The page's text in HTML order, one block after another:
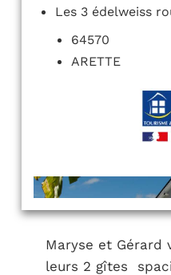
Les 3 édelweiss
64570
ARETTE
Maryse et Gérard
leurs 2 gîtes